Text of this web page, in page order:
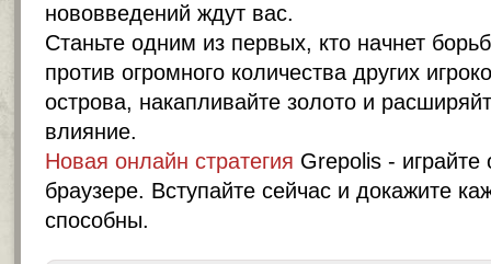
нововведений ждут вас.
Станьте одним из первых, кто начнет
против огромного количества других
острова, накапливайте золото и
влияние.
Новая онлайн стратегия Grepolis -
браузере. Вступайте сейчас и докажите
способны.